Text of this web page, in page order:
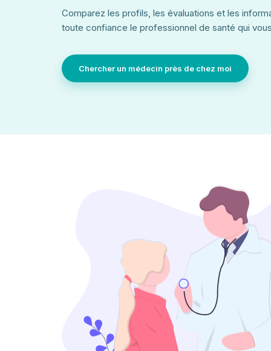
Comparez les profils, les évaluations et les
toute confiance le professionnel de santé qui
Chercher un médecin près de chez moi